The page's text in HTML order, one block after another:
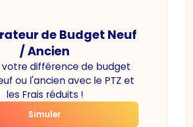
de Budget Neuf
/ Ancien
votre différence de budget
ou l'ancien avec le PTZ et
les Frais réduits !
Simuler